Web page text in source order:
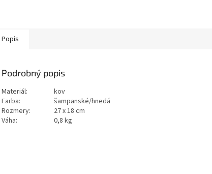
Popis
Podrobný popis
Materiál:
kov
Farba:
šampanské/hnedá
Rozmery:
27 x 18 cm
Váha:
0,8 kg